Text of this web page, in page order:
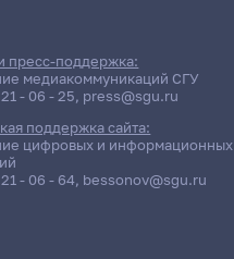
пресс-поддержка:
медиакоммуникаций СГУ
- 06 - 25, press@sgu.ru
поддержка сайта:
цифровых и информационных
- 06 - 64, bessonov@sgu.ru